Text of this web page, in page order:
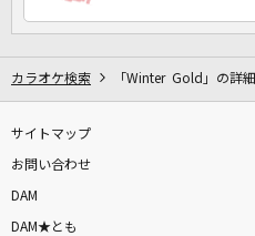
カラオケ検索 「Winter Gold」の詳細
サイトマップ
お問い合わせ
DAM
DAM★とも